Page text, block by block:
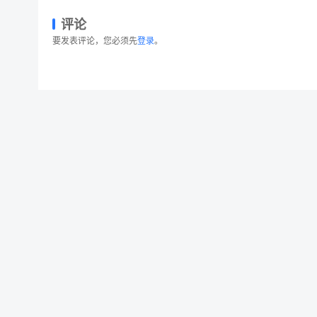
评论
要发表评论，您必须先登录。